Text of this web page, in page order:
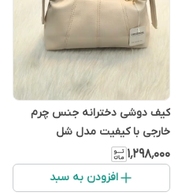
کیف دوشی دخترانه جنس چرم
خارجی با کیفیت مدل شل
۱٬۲۹۸٬۰۰۰
افزودن به سبد